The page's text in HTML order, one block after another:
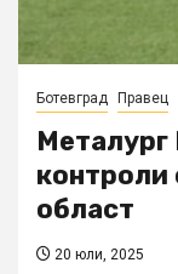
Ботевград Правец
Металург
контроли
област
20 юли, 2025